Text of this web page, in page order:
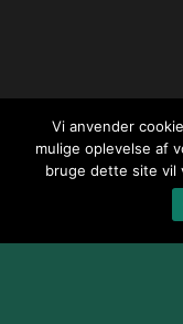
Vi anvender
mulige oplevelse af
bruge dette site vil